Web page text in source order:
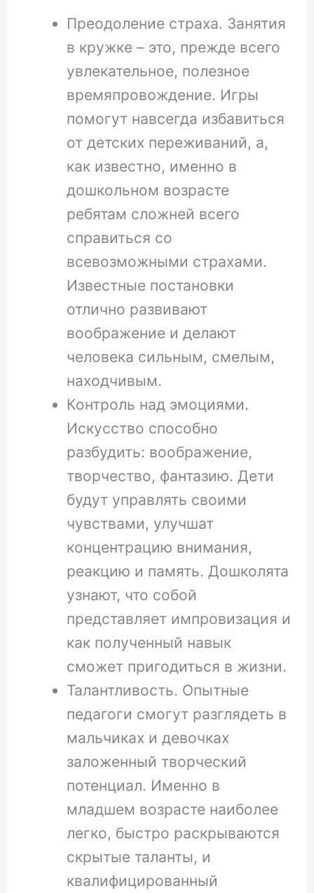
Преодоление страха. Занятия
в кружке – это, прежде всего
увлекательное, полезное
времяпровождение. Игры
помогут навсегда избавиться
от детских переживаний, а,
как известно, именно в
дошкольном возрасте
ребятам сложней всего
справиться со
всевозможными страхами.
Известные постановки
отлично развивают
воображение и делают
человека сильным, смелым,
находчивым.
Контроль над эмоциями.
Искусство способно
разбудить: воображение,
творчество, фантазию. Дети
будут управлять своими
чувствами, улучшат
концентрацию внимания,
реакцию и память. Дошколята
узнают, что собой
представляет импровизация и
как полученный навык
сможет пригодиться в жизни.
Талантливость. Опытные
педагоги смогут разглядеть в
мальчиках и девочках
заложенный творческий
потенциал. Именно в
младшем возрасте наиболее
легко, быстро раскрываются
скрытые таланты, и
квалифицированный